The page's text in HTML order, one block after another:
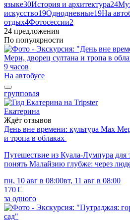
языке30История и архитектура24
искусство19Однодневные19На
отдых4Фотосессии2
24 предложения
По популярности
9 часов
На автобусе
групповая
Екатерина
Ждёт отзывов
День вне времени: культура Мах
и тропа в облаках
Путешествие из Куала-Лумпура для
понять Малайзию глубже: через
пн, 10 авг в 08:00вт, 11 авг в 08:00
170 €
за одного